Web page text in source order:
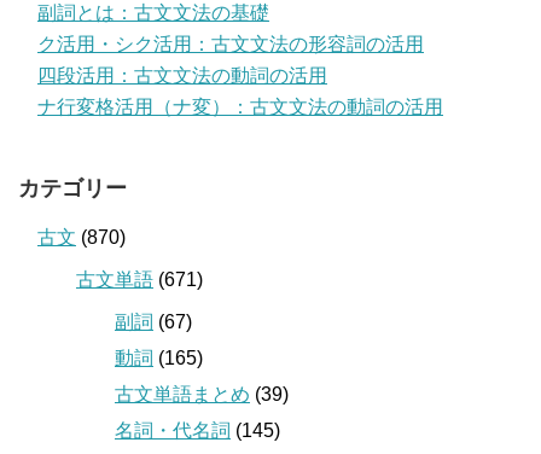
副詞とは：古文文法の基礎
ク活用・シク活用：古文文法の形容詞の活用
四段活用：古文文法の動詞の活用
ナ行変格活用（ナ変）：古文文法の動詞の活用
カテゴリー
古文 (870)
古文単語 (671)
副詞 (67)
動詞 (165)
古文単語まとめ (39)
名詞・代名詞 (145)